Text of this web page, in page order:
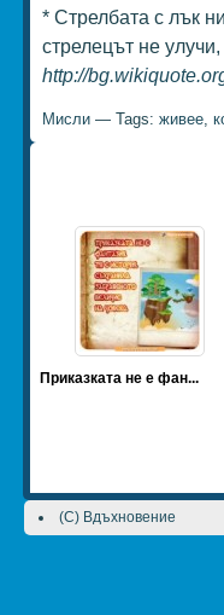
* Стрелбата с лък
стрелецът не
http://
Мисли— Tags: живее,
Приказката не е фан...
(C) Вдъхновение